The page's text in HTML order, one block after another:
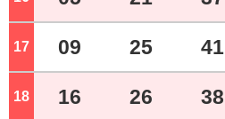
17 09 25 41
18 16 26 38